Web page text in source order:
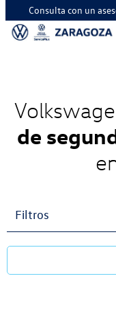
Consulta con un
de
Filtros